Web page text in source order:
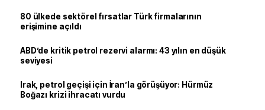
80 ülkede sektörel fırsatlar Türk firmalarının
erişimine açıldı
ABD’de kritik petrol rezervi alarmı: 43 yılın en düşük
seviyesi
Irak, petrol geçişi için İran’la görüşüyor: Hürmüz
Boğazı krizi ihracatı vurdu